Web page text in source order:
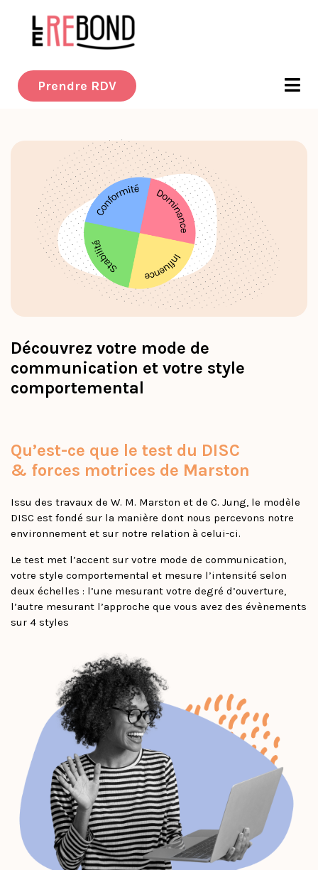
Prendre RDV
Découvrez votre mode de
communication et votre style
comportemental
Qu’est-ce que le test du DISC
& forces motrices de Marston
Issu des travaux de W. M. Marston et de C. Jung, le modèle
DISC est fondé sur la manière dont nous percevons notre
environnement et sur notre relation à celui-ci.
Le test met l’accent sur votre mode de communication,
votre style comportemental et mesure l’intensité selon
deux échelles : l’une mesurant votre degré d’ouverture,
l’autre mesurant l’approche que vous avez des évènements
sur 4 styles